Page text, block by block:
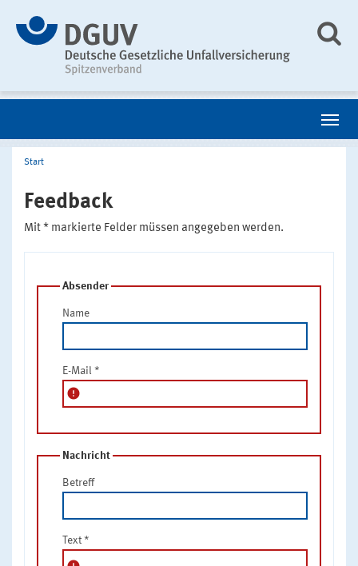
Start
Feedback
Mit * markierte Felder müssen angegeben werden.
Absender
Name
E-Mail *
error
Nachricht
Betreff
Text *